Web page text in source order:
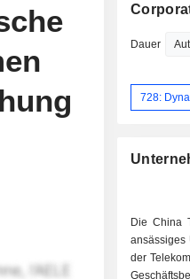
Dauer
728:
Die China
ansässiges
der